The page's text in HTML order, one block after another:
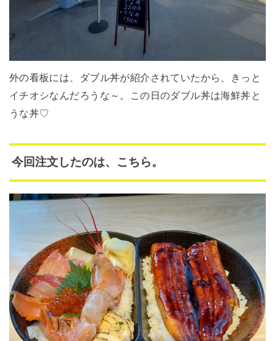
外の看板には、ダブル丼が紹介されていたから、きっと
イチオシなんだろうな～。この日のダブル丼は海鮮丼と
うな丼♡
今回注文したのは、こちら。